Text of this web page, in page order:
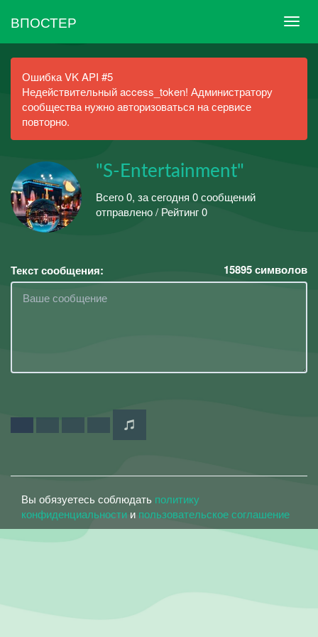
ВПОСТЕР
Ошибка VK API #5
Недействительный access_token! Администратору
сообщества нужно авторизоваться на сервисе
повторно.
"S-Entertainment"
Всего 0, за сегодня 0 сообщений
отправлено / Рейтинг 0
Текст сообщения: 15895символов
Вы обязуетесь соблюдать политику
конфиденциальности и пользовательское соглашение